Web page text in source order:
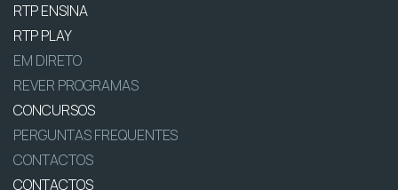
RTP ENSINA
RTP PLAY
EM DIRETO
REVER PROGRAMAS
CONCURSOS
PERGUNTAS FREQUENTES
CONTACTOS
CONTACTOS